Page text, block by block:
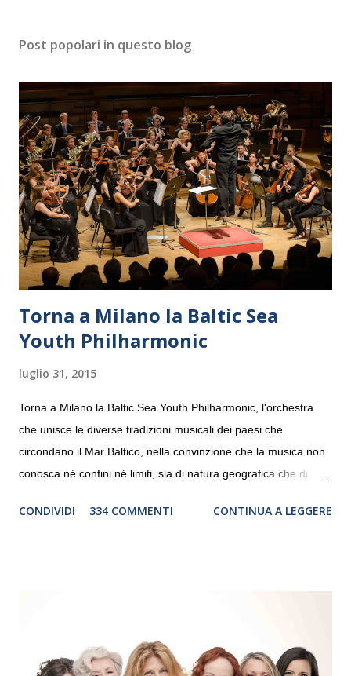
Post popolari in questo blog
Torna a Milano la Baltic Sea
Youth Philharmonic
luglio 31, 2015
Torna a Milano la Baltic Sea Youth Philharmonic, l'orchestra
che unisce le diverse tradizioni musicali dei paesi che
circondano il Mar Baltico, nella convinzione che la musica non
conosca né confini né limiti, sia di natura geografica che di
debutterà il 10 settembre a Heiden, in Germania, e toccherà, in
“Settembre dell’Accademia” dove si esibirà per il secondo anno
consecutivo. Il pubblico milanese avrà il piacere di applaudire i
CONDIVIDI 334 COMMENTI CONTINUA A LEGGERE